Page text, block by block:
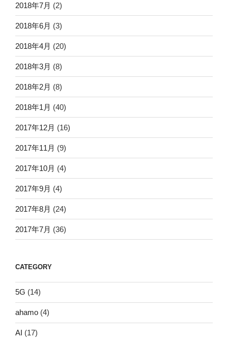
2018年7月 (2)
2018年6月 (3)
2018年4月 (20)
2018年3月 (8)
2018年2月 (8)
2018年1月 (40)
2017年12月 (16)
2017年11月 (9)
2017年10月 (4)
2017年9月 (4)
2017年8月 (24)
2017年7月 (36)
CATEGORY
5G (14)
ahamo (4)
AI (17)